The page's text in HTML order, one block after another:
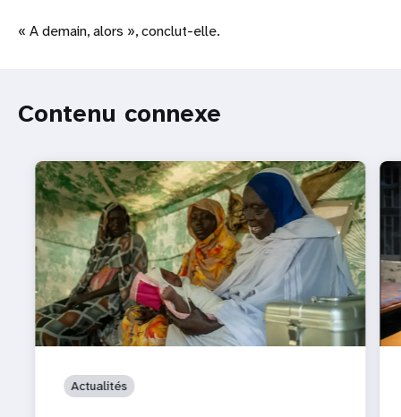
« A demain, alors », conclut-elle.
Contenu connexe
Actualités